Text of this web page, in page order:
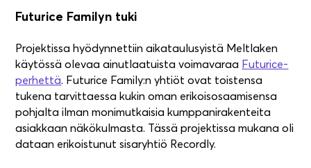
Futurice Familyn tuki
Projektissa hyödynnettiin aikataulusyistä Meltlaken
käytössä olevaa ainutlaatuista voimavaraa Futurice-
perhettä. Futurice Family:n yhtiöt ovat toistensa
tukena tarvittaessa kukin oman erikoisosaamisensa
pohjalta ilman monimutkaisia kumppanirakenteita
asiakkaan näkökulmasta. Tässä projektissa mukana oli
dataan erikoistunut sisaryhtiö Recordly.